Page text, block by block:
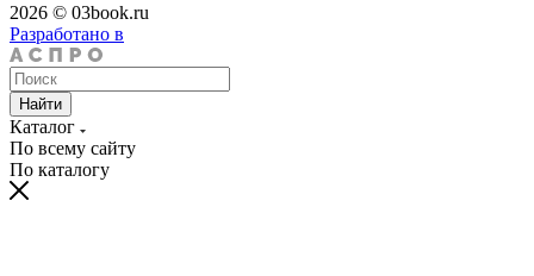
2026 © 03book.ru
Разработано в
Найти
Каталог
По всему сайту
По каталогу